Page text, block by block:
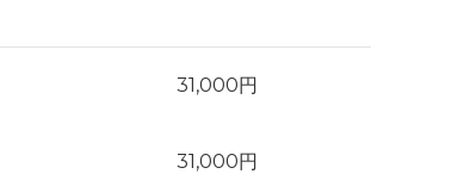
31,000円
31,000円